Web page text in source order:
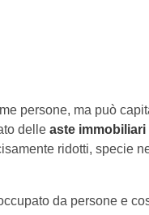
persone, ma può
delle aste immobiliari
ridotti, specie
da persone e